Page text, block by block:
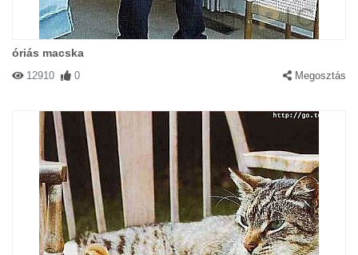
óriás macska
12910 0 Megosztás